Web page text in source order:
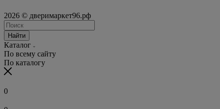
2026 © дверимаркет96.рф
Найти
Каталог
По всему сайту
По каталогу
0